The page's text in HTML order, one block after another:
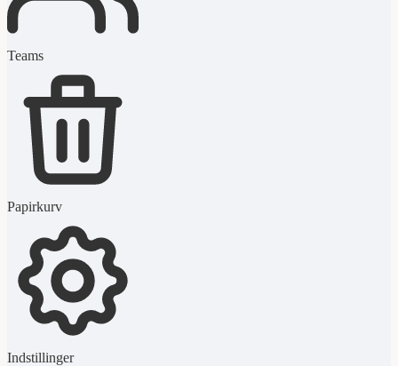
Teams
Papirkurv
Indstillinger